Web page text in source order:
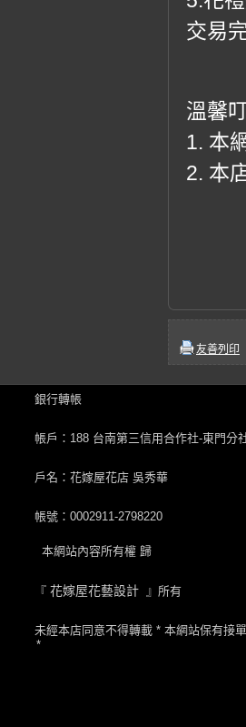
交易
溫馨
1. 本
2. 本
友善列印
銀行轉帳
帳戶：188 台南第三信用合作社-東門分
戶名：花嫁屋花店 吳秀華
帳號：0002911-2798220
本網站內容所有權 歸
『 花嫁屋花藝設計 』所有
未經本店同意不得轉載 * 本網站保有接
*